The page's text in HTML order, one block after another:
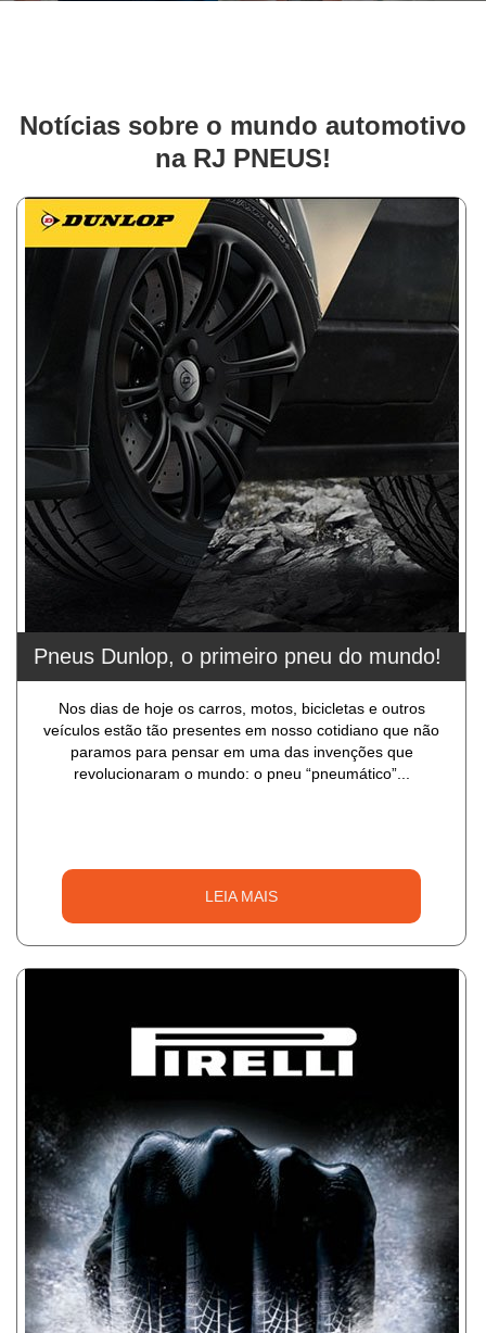
Notícias sobre o mundo automotivo
na RJ PNEUS!
Pneus Dunlop, o primeiro pneu do mundo!
Nos dias de hoje os carros, motos, bicicletas e outros
veículos estão tão presentes em nosso cotidiano que não
paramos para pensar em uma das invenções que
revolucionaram o mundo: o pneu “pneumático”...
LEIA MAIS